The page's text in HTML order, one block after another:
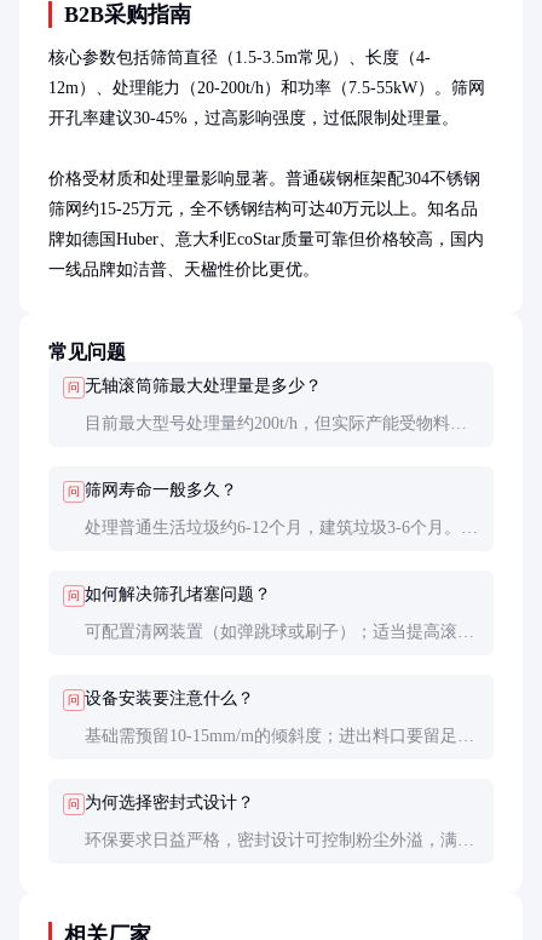
B2B采购指南
核心参数包括筛筒直径（1.5-3.5m常见）、长度（4-
12m）、处理能力（20-200t/h）和功率（7.5-55kW）。筛网
开孔率建议30-45%，过高影响强度，过低限制处理量。
价格受材质和处理量影响显著。普通碳钢框架配304不锈钢
筛网约15-25万元，全不锈钢结构可达40万元以上。知名品
牌如德国Huber、意大利EcoStar质量可靠但价格较高，国内
一线品牌如洁普、天楹性价比更优。
常见问题
问 无轴滚筒筛最大处理量是多少？
目前最大型号处理量约200t/h，但实际产能受物料特
问 筛网寿命一般多久？
处理普通生活垃圾约6-12个月，建筑垃圾3-6个月。采
问 如何解决筛孔堵塞问题？
可配置清网装置（如弹跳球或刷子）；适当提高滚筒
问 设备安装要注意什么？
基础需预留10-15mm/m的倾斜度；进出料口要留足操
问 为何选择密封式设计？
环保要求日益严格，密封设计可控制粉尘外溢，满足
相关厂家